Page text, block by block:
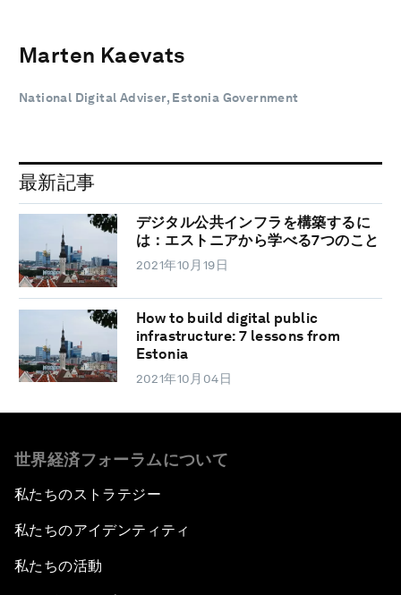
Marten Kaevats
National Digital Adviser, Estonia Government
最新記事
デジタル公共インフラを構築するに
は：エストニアから学べる7つのこと
2021年10月19日
How to build digital public
infrastructure: 7 lessons from
Estonia
2021年10月04日
世界経済フォーラムについて
私たちのストラテジー
私たちのアイデンティティ
私たちの活動